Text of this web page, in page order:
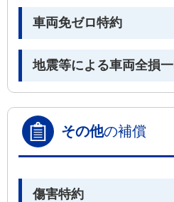
車両免ゼロ特約
地震等による車両全損
その他の補償
傷害特約